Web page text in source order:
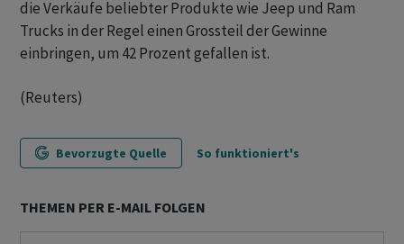
die Verkäufe beliebter Produkte wie Jeep und Ram
Trucks in der Regel einen Grossteil der Gewinne
einbringen, um 42 Prozent gefallen ist.
(Reuters)
Bevorzugte Quelle So funktioniert's
THEMEN PER E-MAIL FOLGEN